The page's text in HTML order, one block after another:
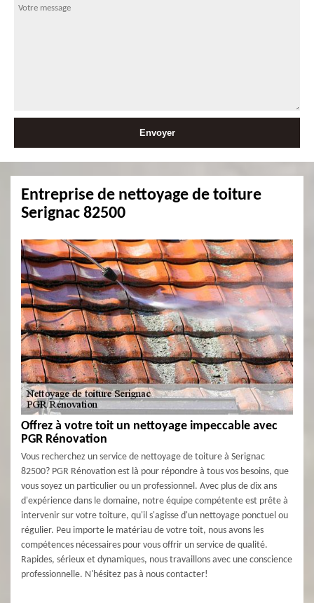
Entreprise de nettoyage de toiture
Serignac 82500
Offrez à votre toit un nettoyage impeccable avec
PGR Rénovation
Vous recherchez un service de nettoyage de toiture à Serignac
82500? PGR Rénovation est là pour répondre à tous vos besoins, que
vous soyez un particulier ou un professionnel. Avec plus de dix ans
d'expérience dans le domaine, notre équipe compétente est prête à
intervenir sur votre toiture, qu'il s'agisse d'un nettoyage ponctuel ou
régulier. Peu importe le matériau de votre toit, nous avons les
compétences nécessaires pour vous offrir un service de qualité.
Rapides, sérieux et dynamiques, nous travaillons avec une conscience
professionnelle. N'hésitez pas à nous contacter!